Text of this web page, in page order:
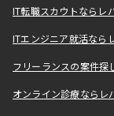
IT転職スカウトならレ
ITエンジニア就活なら
フリーランスの案件探
オンライン診療ならレ